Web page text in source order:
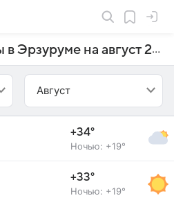
Прогноз погоды в Эрзуруме на август 2025 года
Август
+34°
Ночью: +19°
+33°
Ночью: +19°